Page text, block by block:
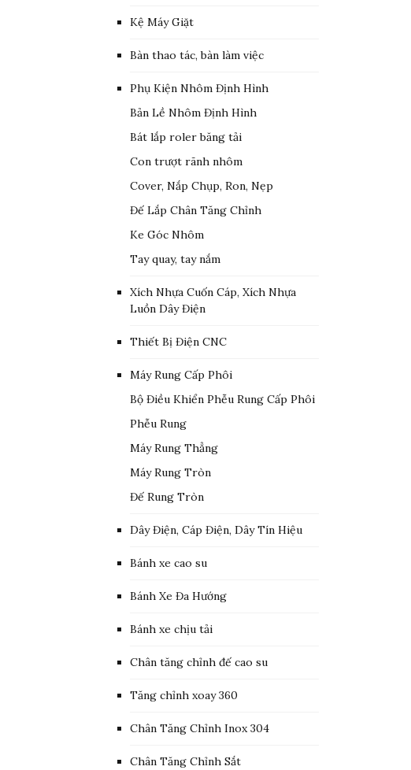
Kệ Máy Giặt
Bàn thao tác, bàn làm việc
Phụ Kiện Nhôm Định Hình
Bản Lề Nhôm Định Hình
Bát lắp roler băng tải
Con trượt rãnh nhôm
Cover, Nắp Chụp, Ron, Nẹp
Đế Lắp Chân Tăng Chỉnh
Ke Góc Nhôm
Tay quay, tay nắm
Xích Nhựa Cuốn Cáp, Xích Nhựa
Luồn Dây Điện
Thiết Bị Điện CNC
Máy Rung Cấp Phôi
Bộ Điều Khiển Phễu Rung Cấp Phôi
Phễu Rung
Máy Rung Thẳng
Máy Rung Tròn
Đế Rung Tròn
Dây Điện, Cáp Điện, Dây Tín Hiệu
Bánh xe cao su
Bánh Xe Đa Hướng
Bánh xe chịu tải
Chân tăng chỉnh đế cao su
Tăng chỉnh xoay 360
Chân Tăng Chỉnh Inox 304
Chân Tăng Chỉnh Sắt